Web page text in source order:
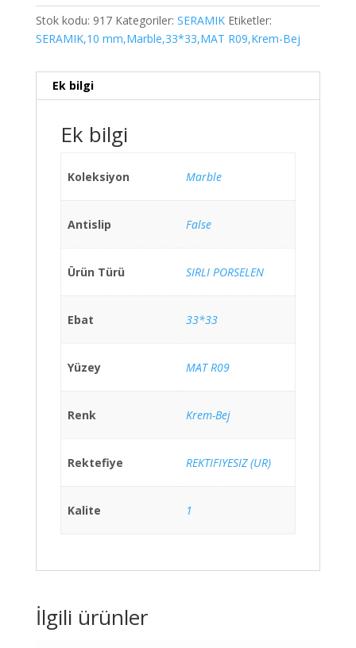
Stok kodu: 917 Kategoriler: SERAMIK Etiketler:
SERAMIK,10 mm,Marble,33*33,MAT R09,Krem-Bej
Ek bilgi
Ek bilgi
Koleksiyon Marble
Antislip False
Ürün Türü SIRLI PORSELEN
Ebat 33*33
Yüzey MAT R09
Renk Krem-Bej
Rektefiye REKTIFIYESIZ (UR)
Kalite 1
İlgili ürünler